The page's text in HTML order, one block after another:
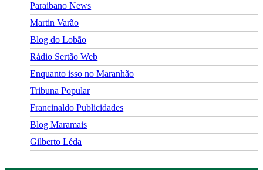
Paraibano News
Martin Varão
Blog do Lobão
Rádio Sertão Web
Enquanto isso no Maranhão
Tribuna Popular
Francinaldo Publicidades
Blog Maramais
Gilberto Léda